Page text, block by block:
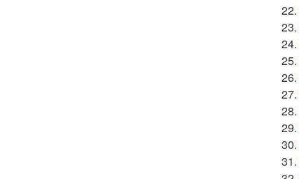
22.
23.
24.
25.
26.
27.
28.
29.
30.
31.